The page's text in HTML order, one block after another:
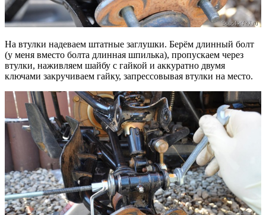
На втулки надеваем штатные заглушки. Берём длинный болт
(у меня вместо болта длинная шпилька), пропускаем через
втулки, наживляем шайбу с гайкой и аккуратно двумя
ключами закручиваем гайку, запрессовывая втулки на место.